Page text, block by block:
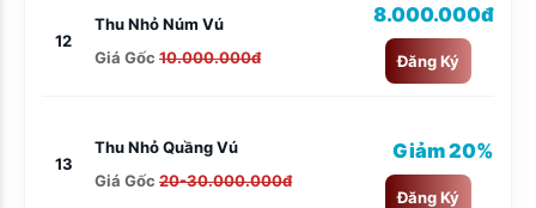
12
Thu Nhỏ Núm Vú
Giá Gốc 10.000.000đ
8.000.000đ
Đăng Ký
13
Thu Nhỏ Quầng Vú
Giá Gốc 20-30.000.000đ
Giảm 20%
Đăng Ký